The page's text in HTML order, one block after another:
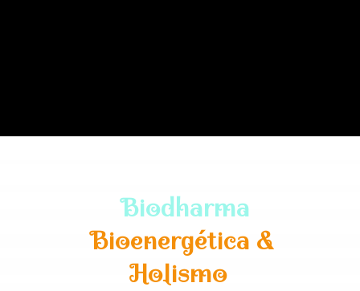
Biodharma
Bioenergética &
Holismo